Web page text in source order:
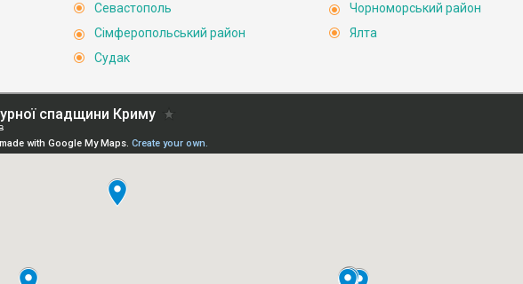
Севастополь
Сімферопольський район
Судак
Чорноморський район
Ялта